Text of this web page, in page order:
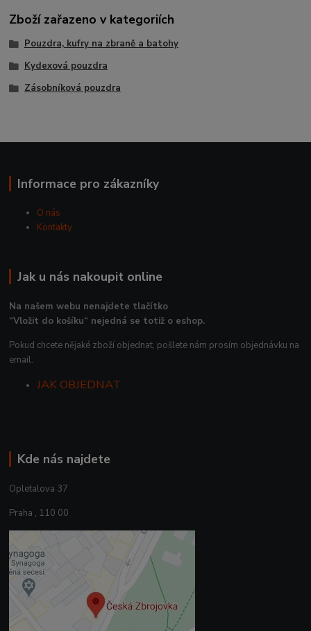
Zboží zařazeno v kategoriích
Pouzdra, kufry na zbraně a batohy
Kydexová pouzdra
Zásobníková pouzdra
Informace pro zákazníky
O nás
Kontakty
Jak u nás nakoupit online
Na našem webu nenajdete tlačítko
“Vložit do košíku“ nejedná se totiž o eshop.
Pokud chcete nějaké zboží objednat, pošlete nám prosím objednávku na
email.
JAK OBJEDNAT
Kde nás najdete
Opletalova 37
Praha , 110 00